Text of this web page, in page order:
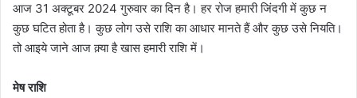
आज 31 अक्टूबर 2024 गुरुवार का दिन है। हर रोज हमारी जिंदगी में कुछ न
कुछ घटित होता है। कुछ लोग उसे राशि का आधार मानते हैं और कुछ उसे नियति।
तो आइये जाने आज क़्या है खास हमारी राशि में।
मेष राशि